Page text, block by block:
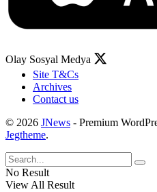
Olay Sosyal Medya
Site T&Cs
Archives
Contact us
© 2026 JNews - Premium
Jegtheme.
No Result
View All Result